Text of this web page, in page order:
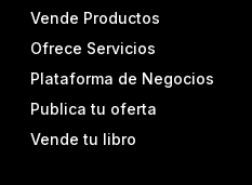
Vende Productos
Ofrece Servicios
Plataforma de Negocios
Publica tu oferta
Vende tu libro